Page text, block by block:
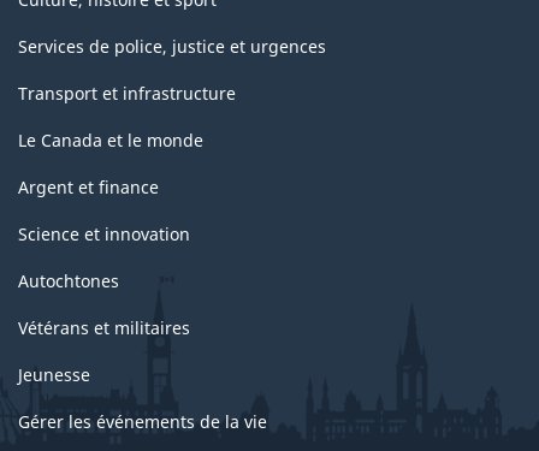
Services de police, justice et urgences
Transport et infrastructure
Le Canada et le monde
Argent et finance
Science et innovation
Autochtones
Vétérans et militaires
Jeunesse
Gérer les événements de la vie